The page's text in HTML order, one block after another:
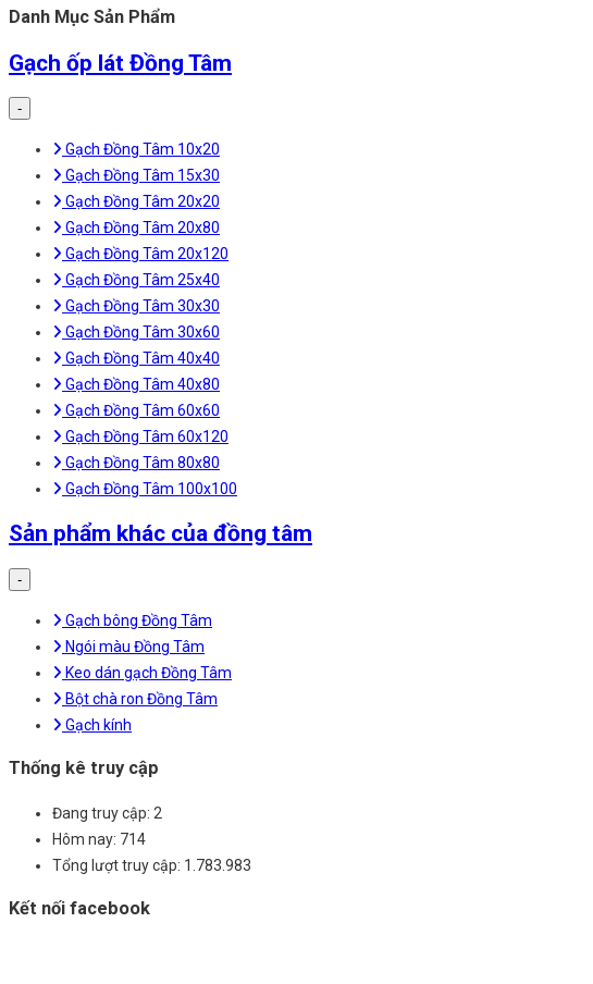
Danh Mục Sản Phẩm
Gạch ốp lát Đồng Tâm
-
Gạch Đồng Tâm 10x20
Gạch Đồng Tâm 15x30
Gạch Đồng Tâm 20x20
Gạch Đồng Tâm 20x80
Gạch Đồng Tâm 20x120
Gạch Đồng Tâm 25x40
Gạch Đồng Tâm 30x30
Gạch Đồng Tâm 30x60
Gạch Đồng Tâm 40x40
Gạch Đồng Tâm 40x80
Gạch Đồng Tâm 60x60
Gạch Đồng Tâm 60x120
Gạch Đồng Tâm 80x80
Gạch Đồng Tâm 100x100
Sản phẩm khác của đồng tâm
-
Gạch bông Đồng Tâm
Ngói màu Đồng Tâm
Keo dán gạch Đồng Tâm
Bột chà ron Đồng Tâm
Gạch kính
Thống kê truy cập
Đang truy cập: 2
Hôm nay: 714
Tổng lượt truy cập: 1.783.983
Kết nối facebook